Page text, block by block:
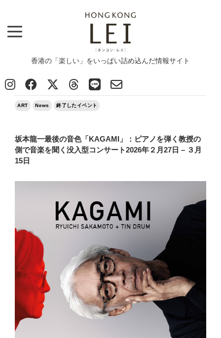
香港の「楽しい」をいっぱい詰め込んだ情報サイト
ART
>
2026/02/22
ART News 終了したイベント
坂本龍一最後の音色「KAGAMI」：ピアノを弾く教授の
側で音楽を聞く没入型コンサート2026年２月27日 – ３月
15日